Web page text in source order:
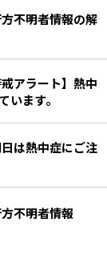
不明者情報の解
アラート】熱中
います。
は熱中症にご注
不明者情報